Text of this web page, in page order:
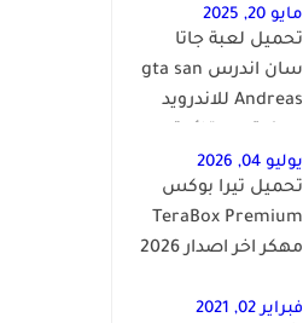
مايو 20, 2025
تحميل لعبة جاتا
سان اندرس gta san
Andreas للاندرويد
الغش
يوليو 04, 2026
تحميل تيرا بوكس
TeraBox Premium
مهكر اخر اصدار 2026
فبراير 02, 2021